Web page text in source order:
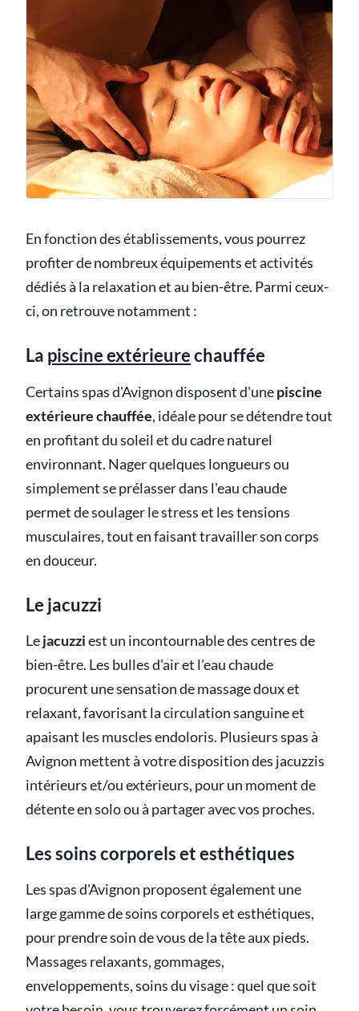
En fonction des établissements, vous pourrez
profiter de nombreux équipements et activités
dédiés à la relaxation et au bien-être. Parmi ceux-
ci, on retrouve notamment :
La piscine extérieurechauffée
Certains spas d'Avignon disposent d'unepiscine
extérieure chauffée, idéale pour se détendre tout
en profitant du soleil et du cadre naturel
environnant. Nager quelques longueurs ou
simplement se prélasser dans l'eau chaude
permet de soulager le stress et les tensions
musculaires, tout en faisant travailler son corps
en douceur.
Le jacuzzi
Lejacuzziest un incontournable des centres de
bien-être. Les bulles d'air et l'eau chaude
procurent une sensation de massage doux et
relaxant, favorisant la circulation sanguine et
apaisant les muscles endoloris. Plusieurs spas à
Avignon mettent à votre disposition des jacuzzis
intérieurs et/ou extérieurs, pour un moment de
détente en solo ou à partager avec vos proches.
Les soins corporels et esthétiques
Les spas d'Avignon proposent également une
large gamme de soins corporels et esthétiques,
pour prendre soin de vous de la tête aux pieds.
Massages relaxants, gommages,
enveloppements, soins du visage : quel que soit